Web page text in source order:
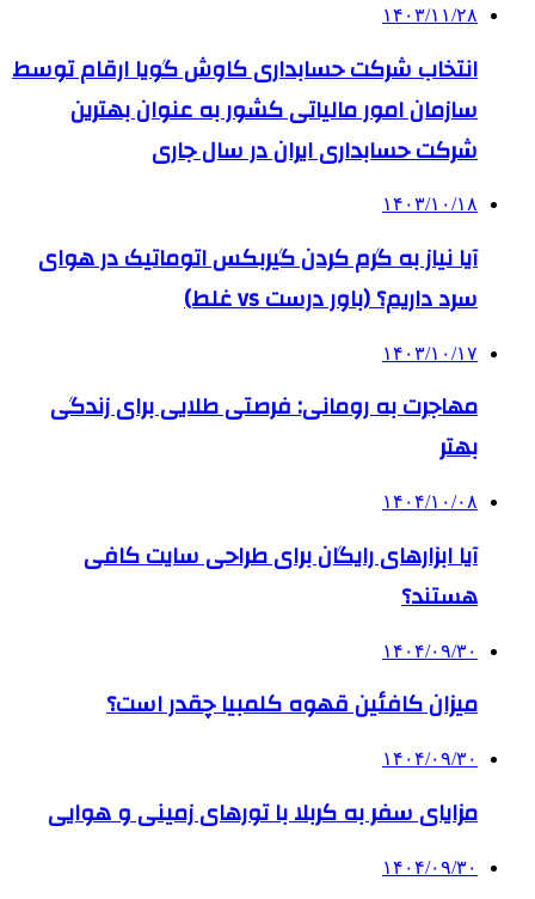
۱۴۰۳/۱۱/۲۸
انتخاب شرکت حسابداری کاوش گویا ارقام توسط
سازمان امور مالیاتی کشور به عنوان بهترین
شرکت حسابداری ایران در سال جاری
۱۴۰۳/۱۰/۱۸
آیا نیاز به گرم کردن گیربکس اتوماتیک در هوای
سرد داریم؟ (باور درست vs غلط)
۱۴۰۳/۱۰/۱۷
مهاجرت به رومانی: فرصتی طلایی برای زندگی
بهتر
۱۴۰۴/۱۰/۰۸
آیا ابزارهای رایگان برای طراحی سایت کافی
هستند؟
۱۴۰۴/۰۹/۳۰
میزان کافئین قهوه کلمبیا چقدر است؟
۱۴۰۴/۰۹/۳۰
مزایای سفر به کربلا با تورهای زمینی و هوایی
۱۴۰۴/۰۹/۳۰